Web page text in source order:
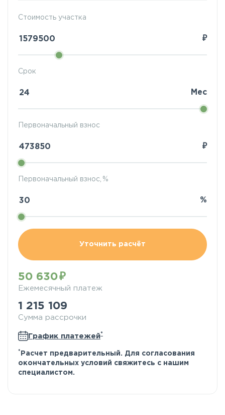
Стоимость участка
₽
Первоначальный взнос
₽
Срок
Мес
Первоначальный взнос, %
%
Уточнить расчёт
50 630
Ежемесячный платеж
1 215 109
Сумма рассрочки
График платежей*
* Расчет предварительный. Для согласования
окончательных условий свяжитесь с нашим
специалистом.